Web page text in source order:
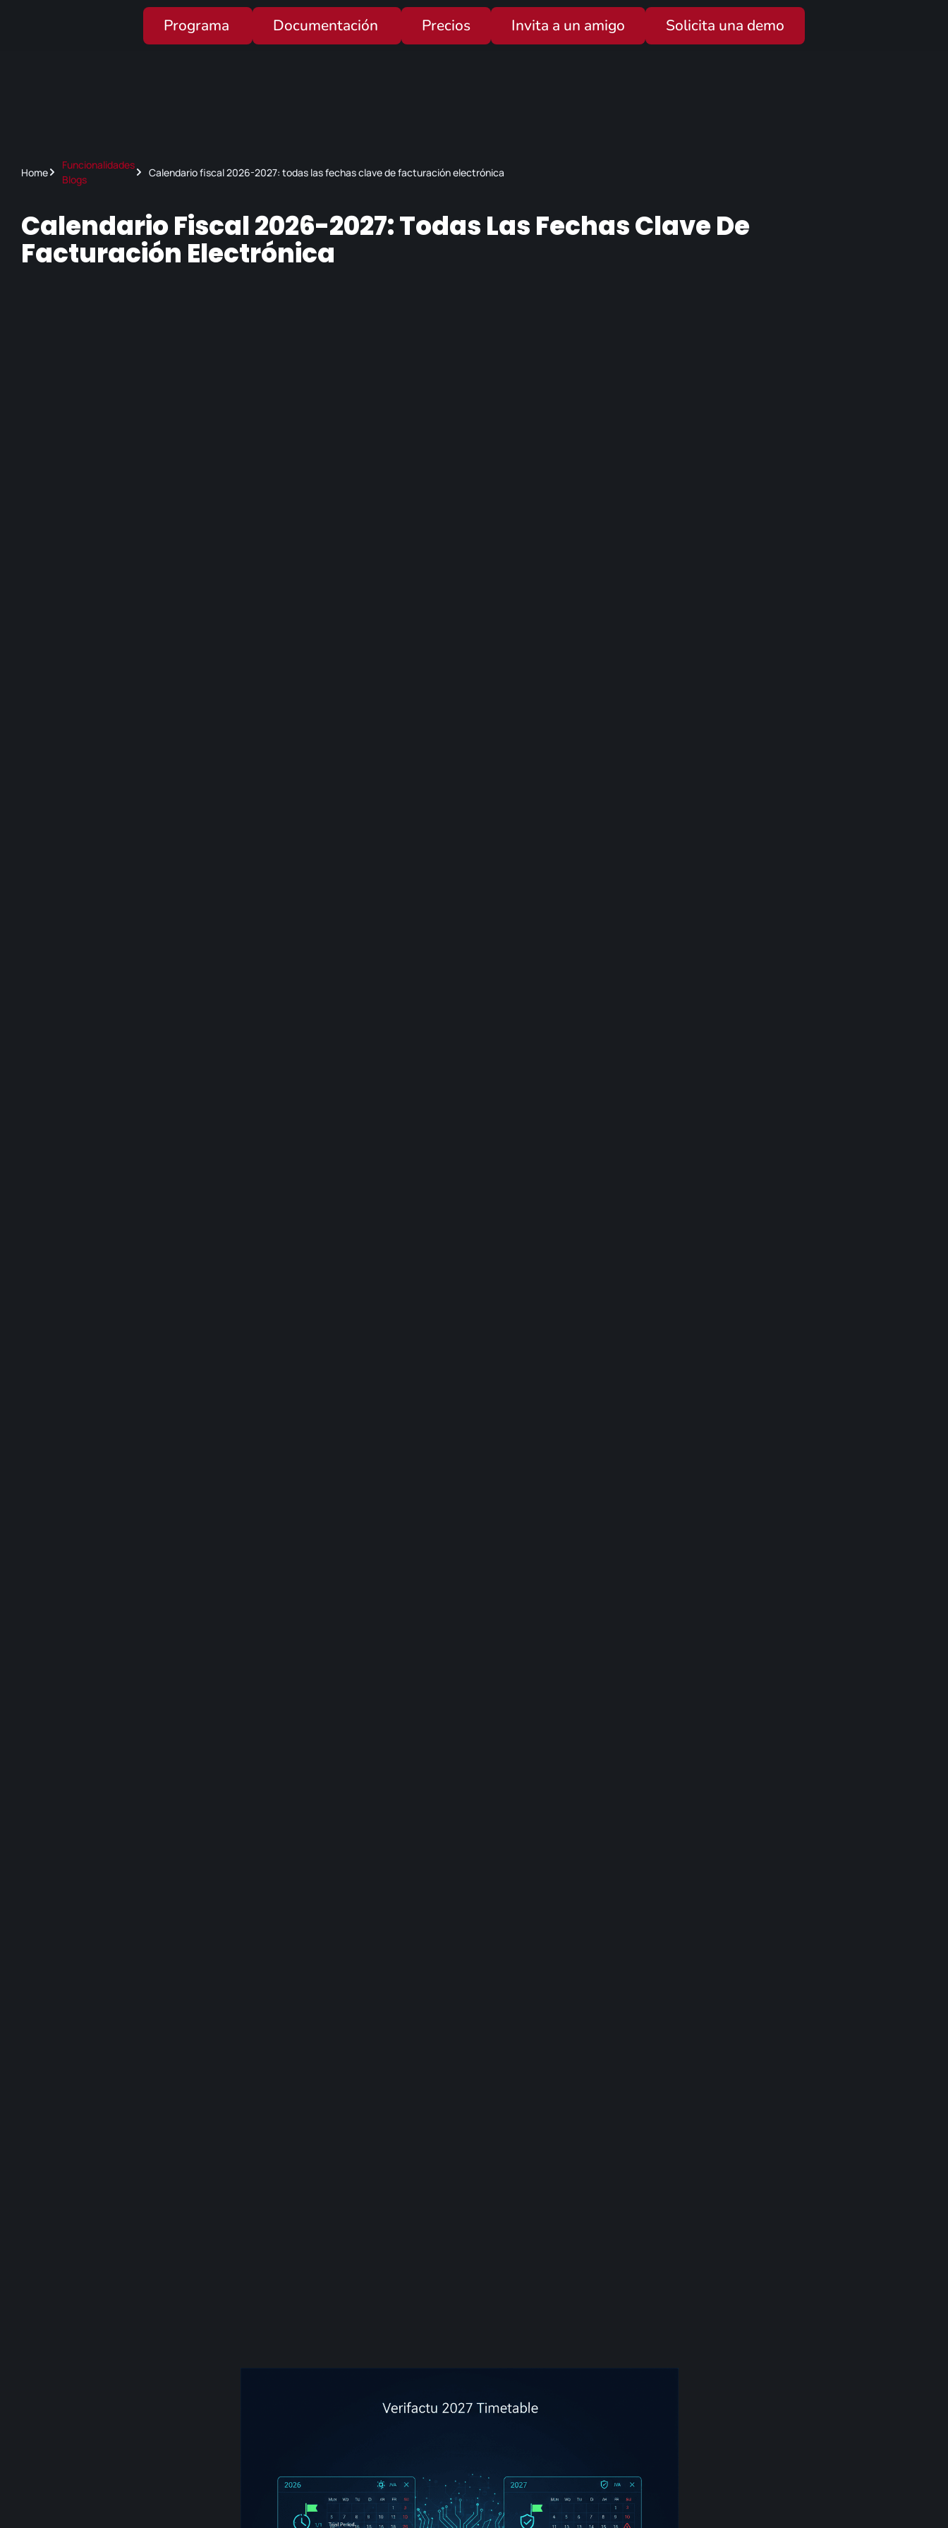
Programa Documentación Precios Invita a un amigo Solicita una demo
Home
Funcionalidades
Blogs
Calendario fiscal 2026-2027: todas las fechas clave de facturación electrónica
Calendario Fiscal 2026-2027: Todas Las Fechas Clave De
Facturación Electrónica